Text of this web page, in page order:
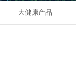
大健康产品